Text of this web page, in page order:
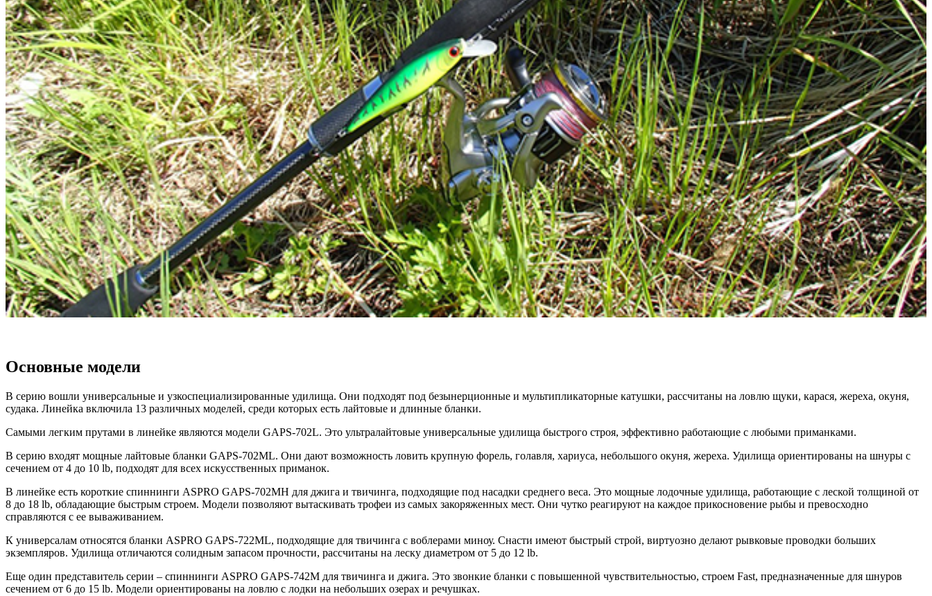
Основные модели
В серию вошли универсальные и узкоспециализированные удилища. Они подходят под безынерционные и мультипликаторные катушки, рассчитаны на ловлю щуки, карася, жереха, окуня,
судака. Линейка включила 13 различных моделей, среди которых есть лайтовые и длинные бланки.
Самыми легким прутами в линейке являются модели GAPS-702L. Это ультралайтовые универсальные удилища быстрого строя, эффективно работающие с любыми приманками.
В серию входят мощные лайтовые бланки GAPS-702ML. Они дают возможность ловить крупную форель, голавля, хариуса, небольшого окуня, жереха. Удилища ориентированы на шнуры с
сечением от 4 до 10 lb, подходят для всех искусственных приманок.
В линейке есть короткие спиннинги ASPRO GAPS-702MH для джига и твичинга, подходящие под насадки среднего веса. Это мощные лодочные удилища, работающие с леской толщиной от
8 до 18 lb, обладающие быстрым строем. Модели позволяют вытаскивать трофеи из самых закоряженных мест. Они чутко реагируют на каждое прикосновение рыбы и превосходно
справляются с ее вываживанием.
К универсалам относятся бланки ASPRO GAPS-722ML, подходящие для твичинга с воблерами миноу. Снасти имеют быстрый строй, виртуозно делают рывковые проводки больших
экземпляров. Удилища отличаются солидным запасом прочности, рассчитаны на леску диаметром от 5 до 12 lb.
Еще один представитель серии – спиннинги ASPRO GAPS-742M для твичинга и джига. Это звонкие бланки с повышенной чувствительностью, строем Fast, предназначенные для шнуров
сечением от 6 до 15 lb. Модели ориентированы на ловлю с лодки на небольших озерах и речушках.